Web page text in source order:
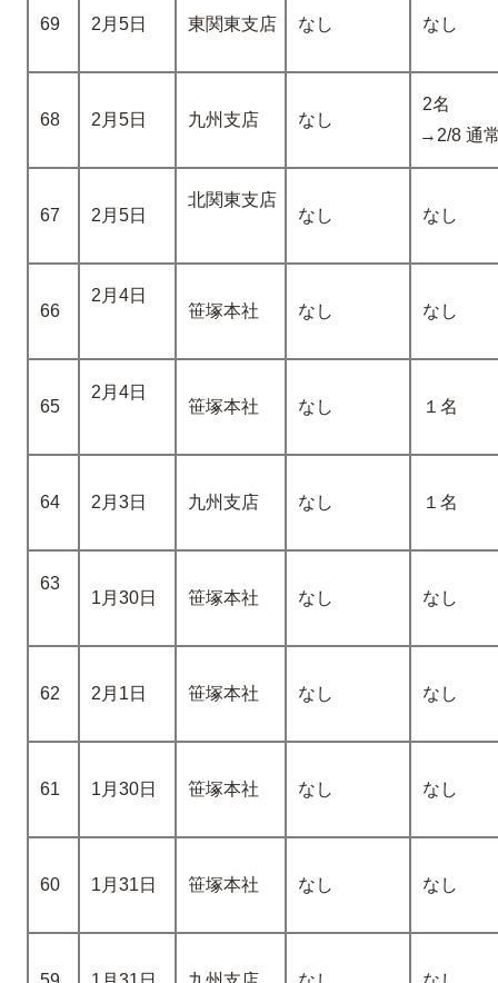
69 2月5日 東関東支店 なし なし
68 2月5日 九州支店 なし
2名
→2/8 通
67 2月5日
北関東支店
なし
なし
66
2月4日
笹塚本社
なし なし
65
2月4日
笹塚本社 なし １名
64 2月3日 九州支店 なし １名
63
1月30日 笹塚本社 なし なし
62 2月1日 笹塚本社 なし なし
61 1月30日 笹塚本社 なし なし
60 1月31日 笹塚本社 なし なし